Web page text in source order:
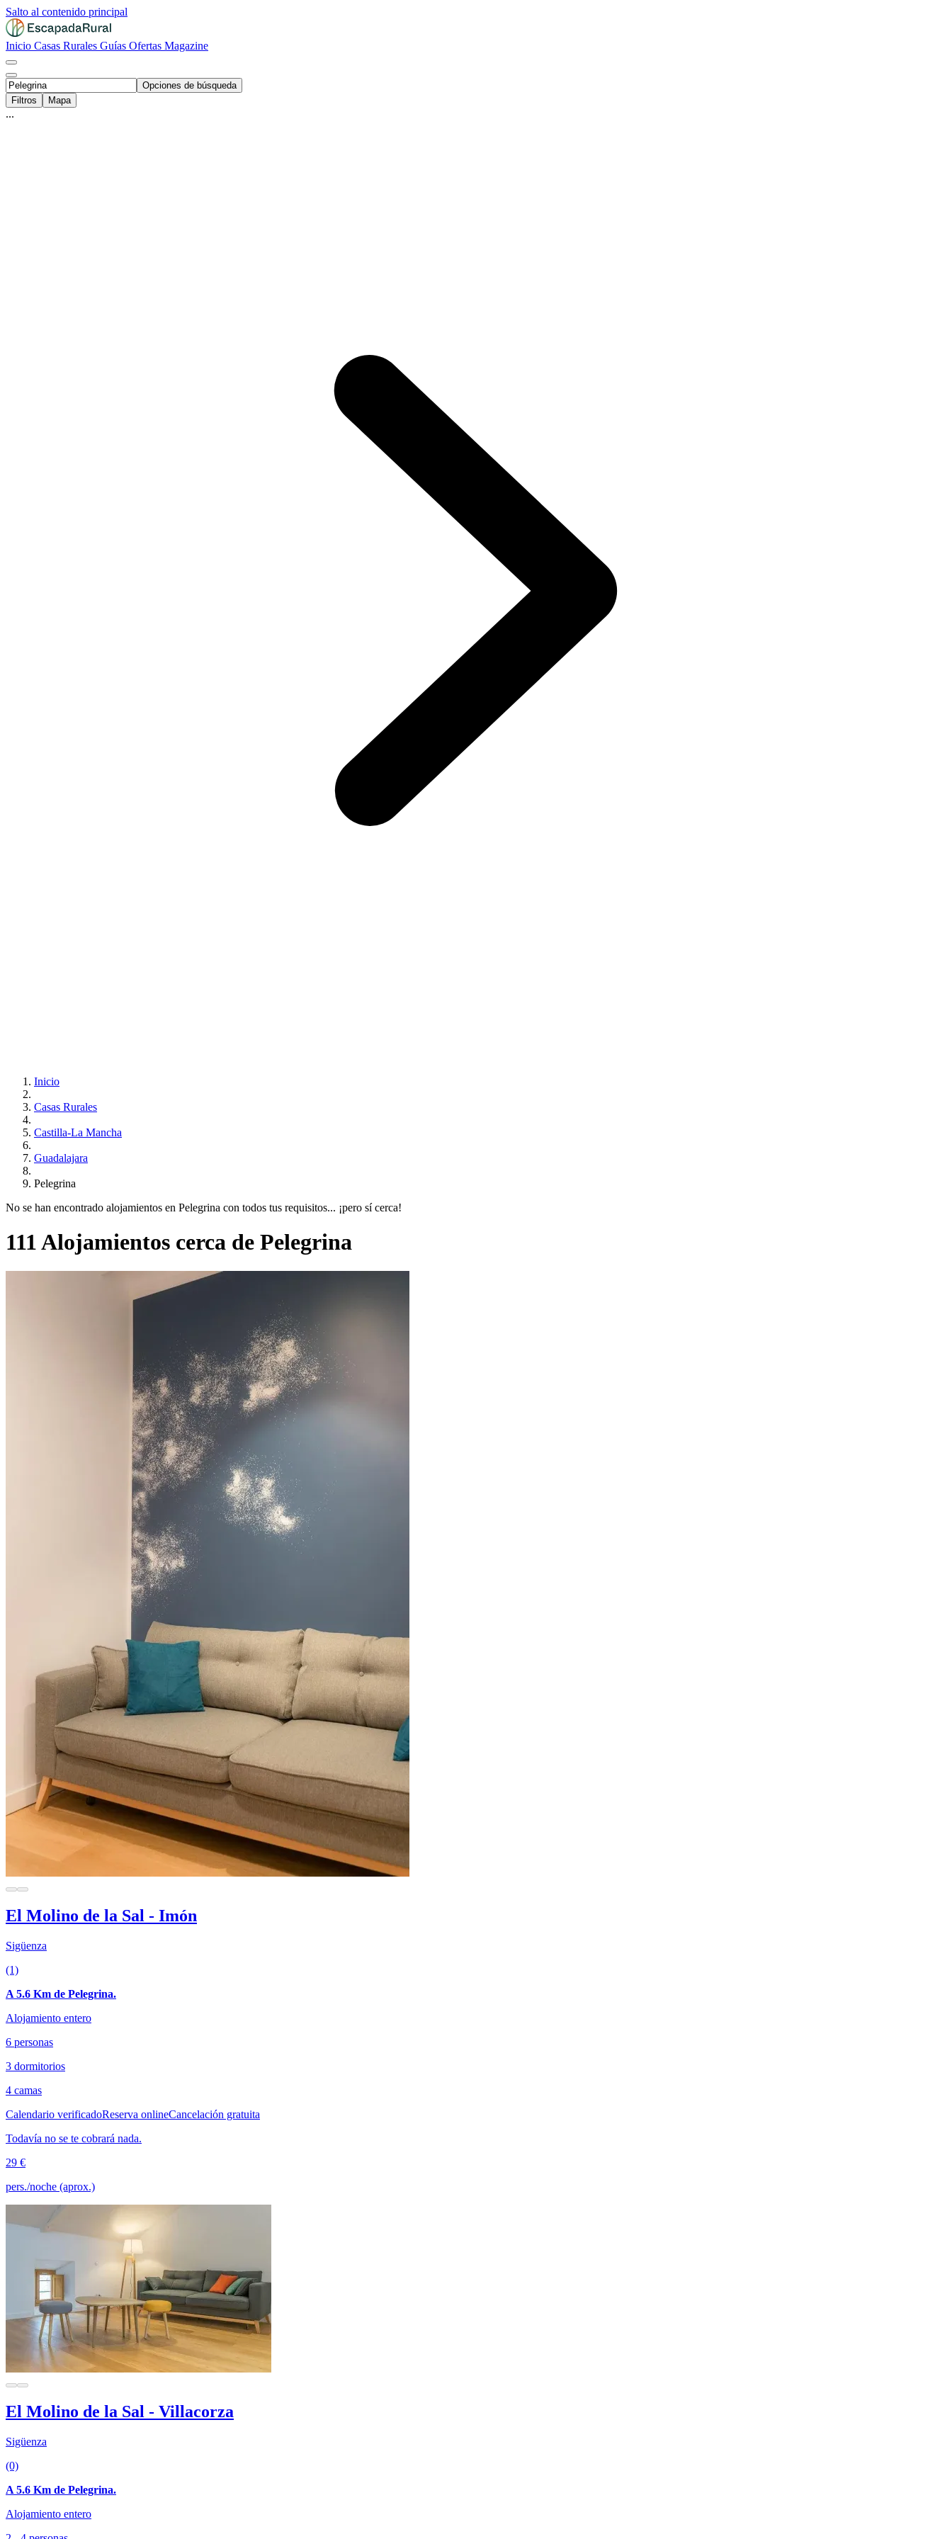
Salto al contenido principal
Inicio Casas Rurales Guías Ofertas Magazine
Opciones de búsqueda
Filtros
Mapa
...
Inicio
Casas Rurales
Castilla-La Mancha
Guadalajara
Pelegrina
No se han encontrado alojamientos en Pelegrina con todos tus requisitos... ¡pero sí cerca!
111 Alojamientos cerca de Pelegrina
El Molino de la Sal - Imón
Sigüenza
(1)
A 5.6 Km de Pelegrina.
Alojamiento entero
6 personas
3 dormitorios
4 camas
Calendario verificadoReserva onlineCancelación gratuita
Todavía no se te cobrará nada.
29 €
pers./noche (aprox.)
El Molino de la Sal - Villacorza
Sigüenza
(0)
A 5.6 Km de Pelegrina.
Alojamiento entero